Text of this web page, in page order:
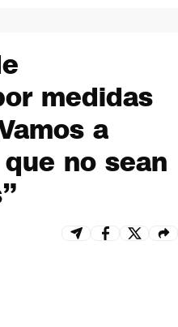
medidas
a
no sean